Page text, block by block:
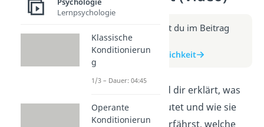
Weitere Infos erhältst du im Beitrag
zum Video
zum Beitrag: Persönlichkeit
In diesem Video wird dir erklärt, was
Persönlichkeit bedeutet und wie sie
sich entwickelt. Du erfährst, welche
Lernpsychologie
Klassische
Konditionierun
g
1/3 – Dauer: 04:45
Operante
Konditionierun